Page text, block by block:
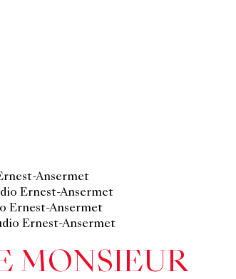
Ansermet
Ernest-Ansermet
Ernest-Ansermet
Ernest-Ansermet
MONSIEUR